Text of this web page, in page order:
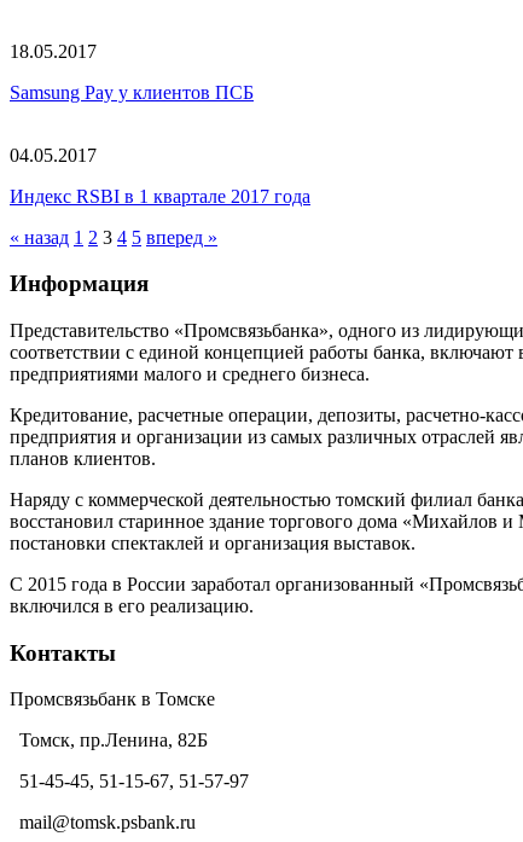
18.05.2017
Samsung Pay у клиентов ПСБ
04.05.2017
Индекс RSBI в 1 квартале 2017 года
« назад 1 2 3 4 5 вперед »
Информация
Представительство «Промсвязьбанка», одного из
соответствии с единой концепцией работы банка,
предприятиями малого и среднего бизнеса.
Кредитование, расчетные операции, депозиты, расчетно-
предприятия и организации из самых различных отраслей
планов клиентов.
Наряду с коммерческой деятельностью томский филиал
восстановил старинное здание торгового дома «Михайлов
постановки спектаклей и организация выставок.
С 2015 года в России заработал организованный
включился в его реализацию.
Контакты
Промсвязьбанк в Томске
Томск, пр.Ленина, 82Б
51-45-45, 51-15-67, 51-57-97
mail@tomsk.psbank.ru